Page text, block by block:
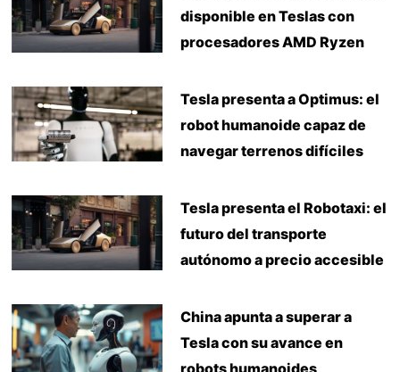
disponible en Teslas con
procesadores AMD Ryzen
Tesla presenta a Optimus: el
robot humanoide capaz de
navegar terrenos difíciles
Tesla presenta el Robotaxi: el
futuro del transporte
autónomo a precio accesible
China apunta a superar a
Tesla con su avance en
robots humanoides